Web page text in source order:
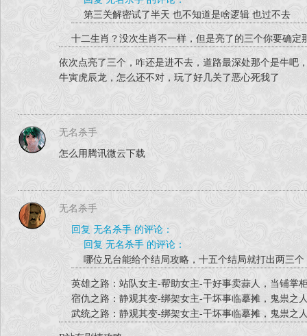
14. 修正黄氏判官笔攻击力错误的问题，修正回90
15. 修复可能会导致电脑以核显启动游戏导致画面帧
16. 修正其余十余项小错误
【平衡更新】
1. 左鬣寿狮吼功在连招时会加快释放
2. 南宫澍龙拳移速更改回100
3. 白尤连招不再因→A而停止连招
4. 闵秋兰↓A攻击范围增加
6. 独孤星空中小绝稍微修正
第三关解密试了半天 也不知道是啥逻辑 也过不去
十二生肖？没次生肖不一样，但是亮了的三个你要确定
依次点亮了三个，咋还是进不去，道路最深处那个是牛吧
牛寅虎辰龙，怎么还不对，玩了好几关了恶心死我了
无名杀手
怎么用腾讯微云下载
无名杀手
回复 无名杀手 的评论：
回复 无名杀手 的评论：
哪位兄台能给个结局攻略，十五个结局就打出两三个
英雄之路：站队女主-帮助女主-干好事卖蒜人，当铺掌
宿仇之路：静观其变-绑架女主-干坏事临摹摊，鬼祟之
武统之路：静观其变-绑架女主-干坏事临摹摊，鬼祟之